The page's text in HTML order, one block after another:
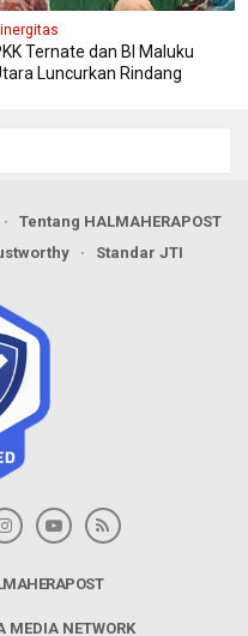
Ternate dan BI Maluku
Luncurkan Rindang
Tentang HALMAHERAPOST
Standar JTI
MEDIA NETWORK